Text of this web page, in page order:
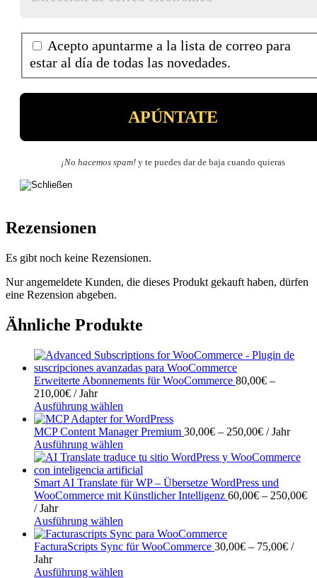
Acepto apuntarme a la lista de correo para
estar al día de todas las novedades.
¡No hacemos spam!y te puedes dar de baja cuando quieras
Rezensionen
Es gibt noch keine Rezensionen.
Nur angemeldete Kunden, die dieses Produkt gekauft haben, dürfen
eine Rezension abgeben.
Ähnliche Produkte
Erweiterte Abonnements für WooCommerce 80,00€ –
210,00€Preisspanne:
80,00€
bis
210,00€
/ Jahr
Ausführung wählen
Produkt
weist
Varianten
auf.
Die
Optionen
der
Produktseite
MCP Content Manager Premium 30,00€ – 250,00€
bis
/ Jahr
Ausführung wählen
Produkt
weist
mehrere
Varianten
Optionen
können
Smart AI Translate für WP – Übersetze WordPress und
WooCommerce mit Künstlicher Intelligenz 60,00€ – 250,00€
/ Jahr
Ausführung wählen
Produkt
weist
FacturaScripts Sync für WooCommerce 30,00€ – 75,00€ /
Jahr
Ausführung wählen